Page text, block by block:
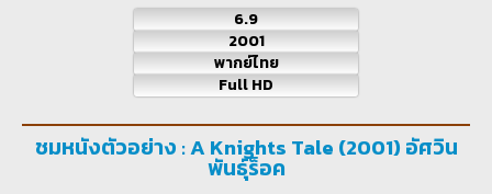
6.9
2001
พากย์ไทย
Full HD
ชมหนังตัวอย่าง : A Knights Tale (2001) อัศวิน
พันธุ์ร็อค